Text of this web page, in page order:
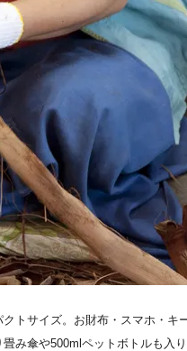
トサイズ。お財布・スマホ・キ
み傘や500mlペットボトルも入